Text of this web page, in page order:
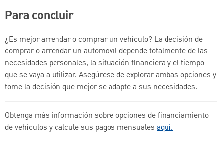
Para concluir
¿Es mejor arrendar o comprar un vehículo? La decisión de
comprar o arrendar un automóvil depende totalmente de las
necesidades personales, la situación financiera y el tiempo
que se vaya a utilizar. Asegúrese de explorar ambas opciones y
tome la decisión que mejor se adapte a sus necesidades.
Obtenga más información sobre opciones de financiamiento
de vehículos y calcule sus pagos mensuales aquí.